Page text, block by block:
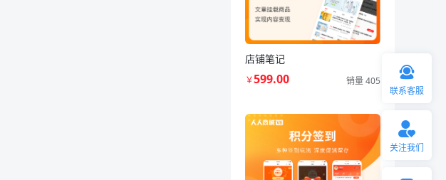
店铺笔记
￥599.00 销量 405
联系客服
关注我们